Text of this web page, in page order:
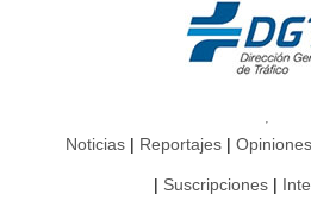
Noticias Reportajes Opiniones
Suscripciones